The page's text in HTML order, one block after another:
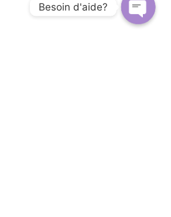
Besoin d'aide?
Open